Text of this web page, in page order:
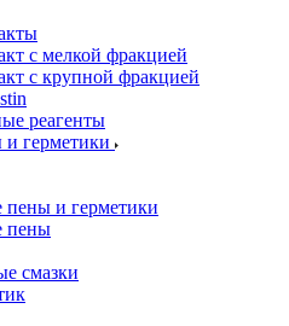
с мелкой фракцией
с крупной фракцией
реагенты
герметики
и герметики
пены
смазки